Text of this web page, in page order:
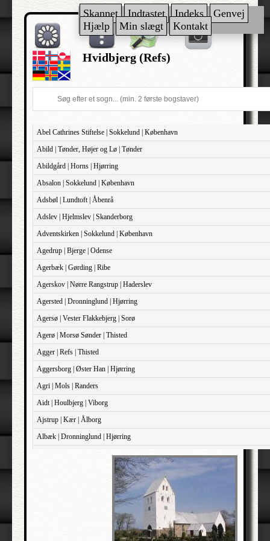
Skannet Indtastet Indeks
Genvej
Hjælp
Min slægt Kontakt
Hvidbjerg (Refs)
Abel Cathrines Stiftelse | Sokkelund | København
Abild | Tønder, Højer og Lø | Tønder
Abildgård | Horns | Hjørring
Absalon | Sokkelund | København
Adsbøl | Lundtoft | Åbenrå
Adslev | Hjelmslev | Skanderborg
Adventskirken | Sokkelund | København
Agedrup | Bjerge | Odense
Agerbæk | Gørding | Ribe
Agerskov | Nørre Rangstrup | Haderslev
Agersted | Dronninglund | Hjørring
Agersø | Vester Flakkebjerg | Sorø
Agerø | Morsø Sønder | Thisted
Agger | Refs | Thisted
Aggersborg | Øster Han | Hjørring
Agri | Mols | Randers
Aidt | Houlbjerg | Viborg
Ajstrup | Kær | Ålborg
Albæk | Dronninglund | Hjørring
Albæk | Støvring | Randers
Albøge | Djurs Sønder | Randers
Alderslyst | Gjern | Skanderborg
Aldersro | Sokkelund | København
Allehelgen | Sokkelund | København
Aller | Sønder Tyrstrup | Haderslev